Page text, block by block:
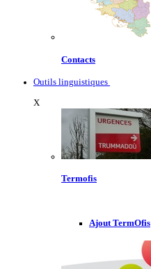
Contacts
Outils linguistiques
X
Termofis
Ajout TermOfis